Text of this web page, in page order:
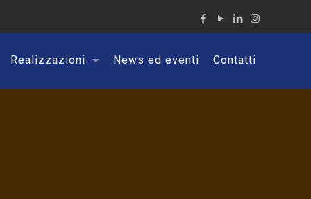
Realizzazioni News ed eventi Contatti